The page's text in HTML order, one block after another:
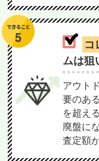
コ
ムは狙
アウト
要のあ
を超え
廃盤に
査定額